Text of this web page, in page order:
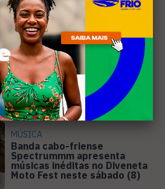
EVENTOS
Cabo Frio recebe 20ª edição
do Diveneta Moto Fest neste
fim de semana
MÚSICA
Banda cabo-friense
Spectrummm apresenta
músicas inéditas no Diveneta
Moto Fest neste sábado (8)